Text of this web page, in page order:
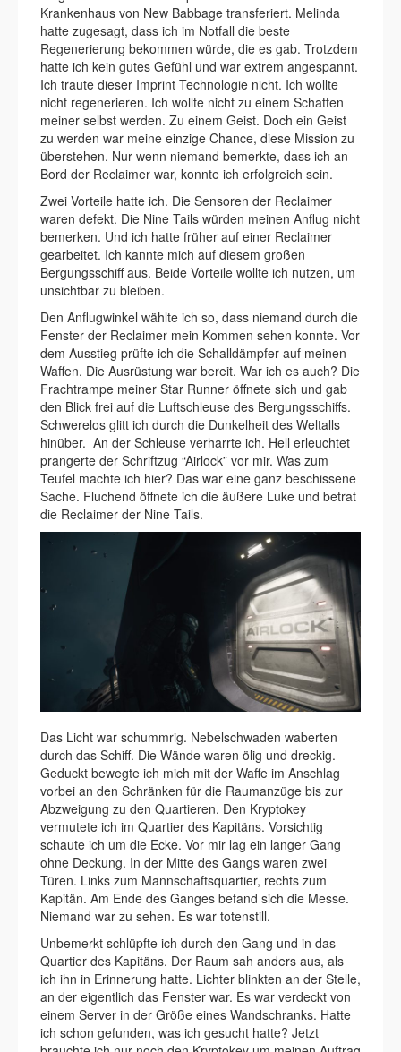
Krankenhaus von New Babbage transferiert. Melinda
hatte zugesagt, dass ich im Notfall die beste
Regenerierung bekommen würde, die es gab. Trotzdem
hatte ich kein gutes Gefühl und war extrem angespannt.
Ich traute dieser Imprint Technologie nicht. Ich wollte
nicht regenerieren. Ich wollte nicht zu einem Schatten
meiner selbst werden. Zu einem Geist. Doch ein Geist
zu werden war meine einzige Chance, diese Mission zu
überstehen. Nur wenn niemand bemerkte, dass ich an
Bord der Reclaimer war, konnte ich erfolgreich sein.
Zwei Vorteile hatte ich. Die Sensoren der Reclaimer
waren defekt. Die Nine Tails würden meinen Anflug nicht
bemerken. Und ich hatte früher auf einer Reclaimer
gearbeitet. Ich kannte mich auf diesem großen
Bergungsschiff aus. Beide Vorteile wollte ich nutzen, um
unsichtbar zu bleiben.
Den Anflugwinkel wählte ich so, dass niemand durch die
Fenster der Reclaimer mein Kommen sehen konnte. Vor
dem Ausstieg prüfte ich die Schalldämpfer auf meinen
Waffen. Die Ausrüstung war bereit. War ich es auch? Die
Frachtrampe meiner Star Runner öffnete sich und gab
den Blick frei auf die Luftschleuse des Bergungsschiffs.
Schwerelos glitt ich durch die Dunkelheit des Weltalls
hinüber. An der Schleuse verharrte ich. Hell erleuchtet
prangerte der Schriftzug “Airlock” vor mir. Was zum
Teufel machte ich hier? Das war eine ganz beschissene
Sache. Fluchend öffnete ich die äußere Luke und betrat
die Reclaimer der Nine Tails.
Das Licht war schummrig. Nebelschwaden waberten
durch das Schiff. Die Wände waren ölig und dreckig.
Geduckt bewegte ich mich mit der Waffe im Anschlag
vorbei an den Schränken für die Raumanzüge bis zur
Abzweigung zu den Quartieren. Den Kryptokey
vermutete ich im Quartier des Kapitäns. Vorsichtig
schaute ich um die Ecke. Vor mir lag ein langer Gang
ohne Deckung. In der Mitte des Gangs waren zwei
Türen. Links zum Mannschaftsquartier, rechts zum
Kapitän. Am Ende des Ganges befand sich die Messe.
Niemand war zu sehen. Es war totenstill.
Unbemerkt schlüpfte ich durch den Gang und in das
Quartier des Kapitäns. Der Raum sah anders aus, als
ich ihn in Erinnerung hatte. Lichter blinkten an der Stelle,
an der eigentlich das Fenster war. Es war verdeckt von
einem Server in der Größe eines Wandschranks. Hatte
ich schon gefunden, was ich gesucht hatte? Jetzt